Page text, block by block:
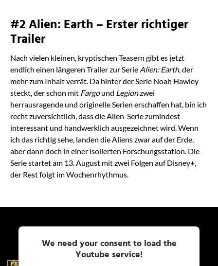
#2 Alien: Earth – Erster richtiger
Trailer
Nach vielen kleinen, kryptischen Teasern gibt es jetzt
endlich einen längeren Trailer zur Serie Alien: Earth, der
mehr zum Inhalt verrät. Da hinter der Serie Noah Hawley
steckt, der schon mit Fargound Legionzwei
herrausragende und originelle Serien erschaffen hat, bin ich
recht zuversichtlich, dass die Alien-Serie zumindest
interessant und handwerklich ausgezeichnet wird. Wenn
ich das richtig sehe, landen die Aliens zwar auf der Erde,
aber dann doch in einer isolierten Forschungsstation. Die
Serie startet am 13. August mit zwei Folgen auf Disney+,
der Rest folgt im Wochenrhythmus.
We need your consent to load the
Youtube service!